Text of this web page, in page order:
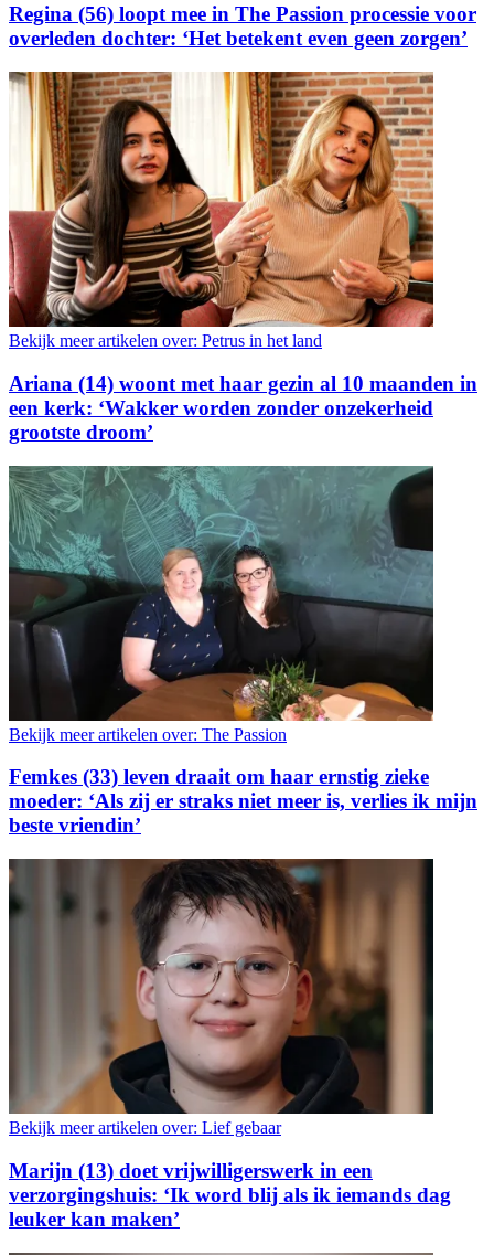
Regina (56) loopt mee in The Passion processie voor
overleden dochter: ‘Het betekent even geen zorgen’
Bekijk meer artikelen over: Petrus in het land
Ariana (14) woont met haar gezin al 10 maanden in
een kerk: ‘Wakker worden zonder onzekerheid
grootste droom’
Bekijk meer artikelen over: The Passion
Femkes (33) leven draait om haar ernstig zieke
moeder: ‘Als zij er straks niet meer is, verlies ik mijn
beste vriendin’
Bekijk meer artikelen over: Lief gebaar
Marijn (13) doet vrijwilligerswerk in een
verzorgingshuis: ‘Ik word blij als ik iemands dag
leuker kan maken’